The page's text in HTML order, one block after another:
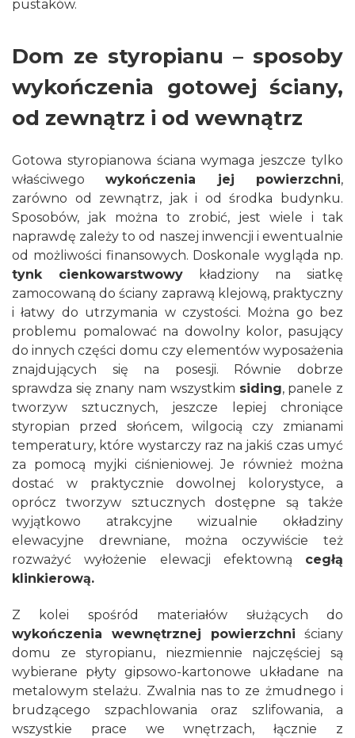
pustaków.
Dom ze styropianu – sposoby
wykończenia gotowej ściany,
od zewnątrz i od wewnątrz
Gotowa styropianowa ściana wymaga jeszcze tylko
właściwegowykończenia jej powierzchni,
zarówno od zewnątrz, jak i od środka budynku.
Sposobów, jak można to zrobić, jest wiele i tak
naprawdę zależy to od naszej inwencji i ewentualnie
od możliwości finansowych. Doskonale wygląda np.
tynk cienkowarstwowy kładziony na siatkę
zamocowaną do ściany zaprawą klejową, praktyczny
i łatwy do utrzymania w czystości. Można go bez
problemu pomalować na dowolny kolor, pasujący
do innych części domu czy elementów wyposażenia
znajdujących się na posesji. Równie dobrze
sprawdza się znany nam wszystkim siding, panele z
tworzyw sztucznych, jeszcze lepiej chroniące
styropian przed słońcem, wilgocią czy zmianami
temperatury, które wystarczy raz na jakiś czas umyć
za pomocą myjki ciśnieniowej. Je również można
dostać w praktycznie dowolnej kolorystyce, a
oprócz tworzyw sztucznych dostępne są także
wyjątkowo atrakcyjne wizualnie okładziny
elewacyjne drewniane, można oczywiście też
rozważyć wyłożenie elewacji efektowną cegłą
klinkierową.
Z kolei spośród materiałów służących do
wykończenia wewnętrznej powierzchni ściany
domu ze styropianu, niezmiennie najczęściej są
wybierane płyty gipsowo-kartonowe układane na
metalowym stelażu. Zwalnia nas to ze żmudnego i
brudzącego szpachlowania oraz szlifowania, a
wszystkie prace we wnętrzach, łącznie z